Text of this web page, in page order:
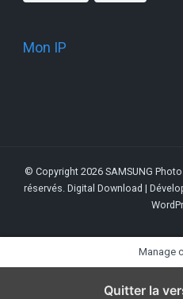
Mon IP
© Copyright 2026SAMSUNG
réservés. Digital Download |
Manage
Quitter la